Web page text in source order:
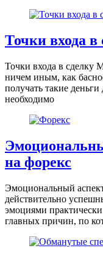
Точки входа в
Точки входа в сделку
ничем иным, как
получать такие
необходимо
на форекс
Эмоциональный
действительно
эмоциями
главных причин, по